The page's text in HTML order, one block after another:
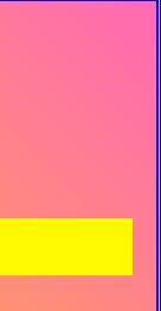
💌📧📮